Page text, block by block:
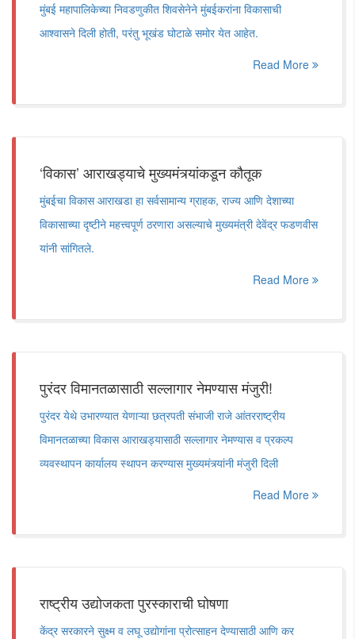
मुंबई महापालिकेच्या निवडणुकीत शिवसेनेने मुंबईकरांना विकासाची
आश्वासने दिली होती, परंतु भूखंड घोटाळे समोर येत आहेत.
Read More
‘विकास’ आराखड्याचे मुख्यमंत्र्यांकडून कौतूक
मुंबईचा विकास आराखडा हा सर्वसामान्य ग्राहक, राज्य आणि देशाच्या
विकासाच्या दृष्टीने महत्त्वपूर्ण ठरणारा असल्याचे मुख्यमंत्री देवेंद्र फडणवीस
यांनी सांगितले.
Read More
पुरंदर विमानतळासाठी सल्लागार नेमण्यास मंजुरी!
पुरंदर येथे उभारण्यात येणाऱ्या छत्रपती संभाजी राजे आंतरराष्ट्रीय
विमानतळाच्या विकास आराखड्यासाठी सल्लागार नेमण्यास व प्रकल्प
व्यवस्थापन कार्यालय स्थापन करण्यास मुख्यमंत्र्यांनी मंजुरी दिली
Read More
राष्ट्रीय उद्योजकता पुरस्काराची घोषणा
केंद्र सरकारने सुक्ष्म व लघू उद्योगांना प्रोत्साहन देण्यासाठी आणि कर